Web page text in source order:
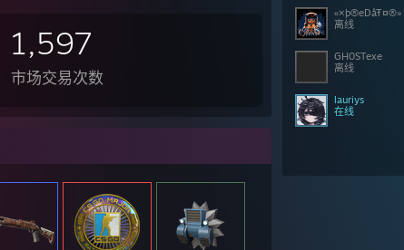
«×þ®eDåŦ¤®»
离线
GH0STexe
离线
lauriys
在线
1,597
市场交易次数